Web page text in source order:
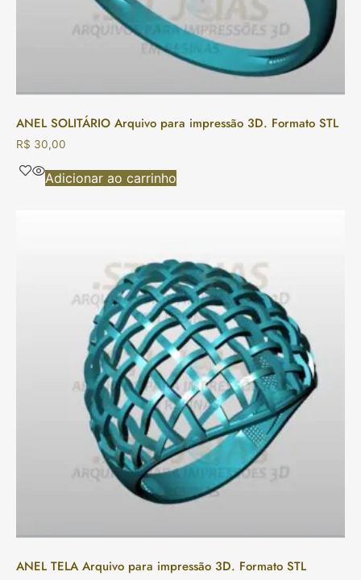
ANEL SOLITÁRIO Arquivo para impressão 3D. Formato STL
R$ 30,00
Adicionar ao carrinho
ANEL TELA Arquivo para impressão 3D. Formato STL